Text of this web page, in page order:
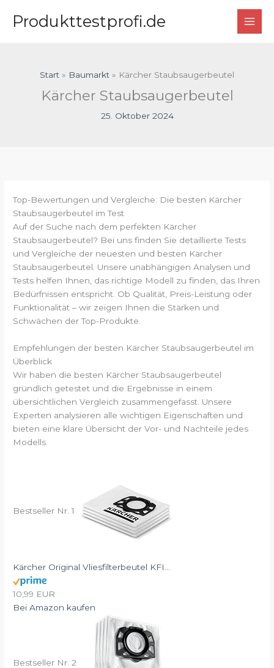
InhaltProdukttestprofi.de
Start Baumarkt Kärcher Staubsaugerbeutel
Kärcher Staubsaugerbeutel
25. Oktober 2024
Top-Bewertungen und Vergleiche: Die besten Kärcher
Staubsaugerbeutel im Test
Auf der Suche nach dem perfekten Kärcher
Staubsaugerbeutel? Bei uns finden Sie detaillierte Tests
und Vergleiche der neuesten und besten Kärcher
Staubsaugerbeutel. Unsere unabhängigen Analysen und
Tests helfen Ihnen, das richtige Modell zu finden, das Ihren
Bedürfnissen entspricht. Ob Qualität, Preis-Leistung oder
Funktionalität – wir zeigen Ihnen die Stärken und
Schwächen der Top-Produkte.
Empfehlungen der besten Kärcher Staubsaugerbeutel im
Überblick
Wir haben die besten Kärcher Staubsaugerbeutel
gründlich getestet und die Ergebnisse in einem
übersichtlichen Vergleich zusammengefasst. Unsere
Experten analysieren alle wichtigen Eigenschaften und
bieten eine klare Übersicht der Vor- und Nachteile jedes
Modells.
Bestseller Nr. 1
Kärcher Original Vliesfilterbeutel KFI...
10,99 EUR
Bei Amazon kaufen
Bestseller Nr. 2